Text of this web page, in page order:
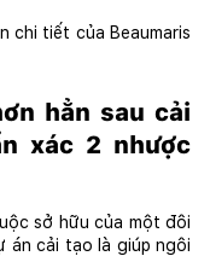
chi tiết của Beaumaris
hẳn sau cải
xác 2 nhược
sở hữu của một đôi
án cải tạo là giúp ngôi